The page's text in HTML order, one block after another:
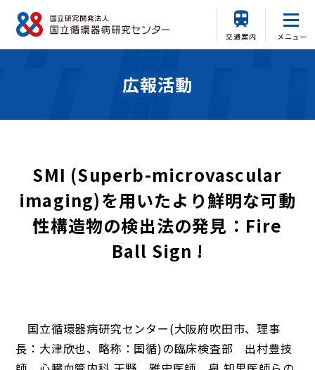
交通案内 メニュー
広報活動
SMI (Superb-microvascular
imaging)を用いたより鮮明な可動
性構造物の検出法の発見：Fire
Ball Sign !
国立循環器病研究センター(大阪府吹田市、理事
長：大津欣也、略称：国循)の臨床検査部 出村豊技